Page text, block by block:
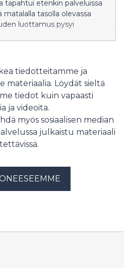
(ETS 1) pelisääntöjä
jotta EU:n vuodelle
saavutetaan. Suomen
suurista linjoista pitää
että kilpailukyvyn
on edennyt pitkälle
sääntelyn jatkuvuus on
kilpailukyvyn,
tapahtui etenkin palveluissa
matalalla tasolla olevassa
luottamus pysyi
tiedotteitamme ja
materiaalia. Löydät sieltä
tiedot kuin vapaasti
ja videoita.
myös sosiaalisen median
julkaistu materiaali